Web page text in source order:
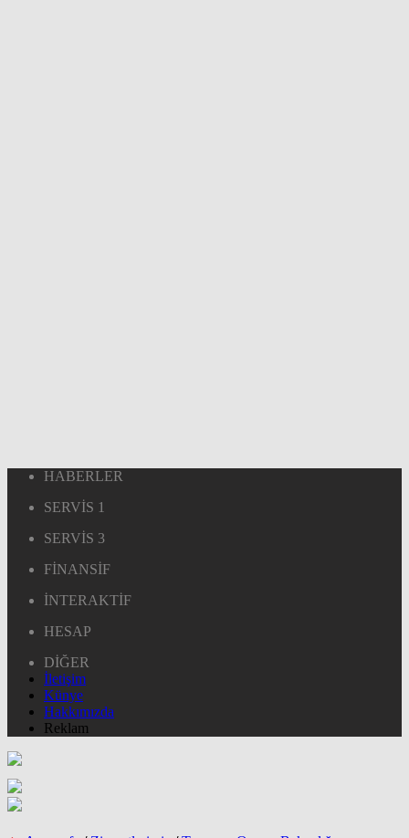
HABERLER
SERVİS 1
SERVİS 3
FİNANSİF
İNTERAKTİF
HESAP
DİĞER
İletişim
Künye
Hakkımızda
Reklam